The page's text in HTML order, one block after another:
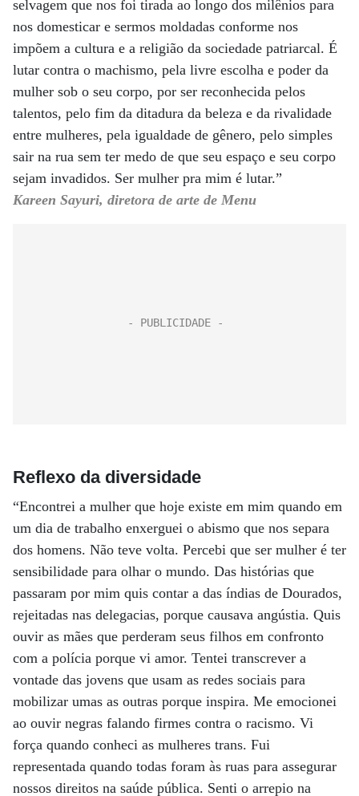
selvagem que nos foi tirada ao longo dos milênios para
nos domesticar e sermos moldadas conforme nos
impõem a cultura e a religião da sociedade patriarcal. É
lutar contra o machismo, pela livre escolha e poder da
mulher sob o seu corpo, por ser reconhecida pelos
talentos, pelo fim da ditadura da beleza e da rivalidade
entre mulheres, pela igualdade de gênero, pelo simples
sair na rua sem ter medo de que seu espaço e seu corpo
sejam invadidos. Ser mulher pra mim é lutar.”
Kareen Sayuri, diretora de arte de Menu
Reflexo da diversidade
“Encontrei a mulher que hoje existe em mim quando em
um dia de trabalho enxerguei o abismo que nos separa
dos homens. Não teve volta. Percebi que ser mulher é ter
sensibilidade para olhar o mundo. Das histórias que
passaram por mim quis contar a das índias de Dourados,
rejeitadas nas delegacias, porque causava angústia. Quis
ouvir as mães que perderam seus filhos em confronto
com a polícia porque vi amor. Tentei transcrever a
vontade das jovens que usam as redes sociais para
mobilizar umas as outras porque inspira. Me emocionei
ao ouvir negras falando firmes contra o racismo. Vi
força quando conheci as mulheres trans. Fui
representada quando todas foram às ruas para assegurar
nossos direitos na saúde pública. Senti o arrepio na